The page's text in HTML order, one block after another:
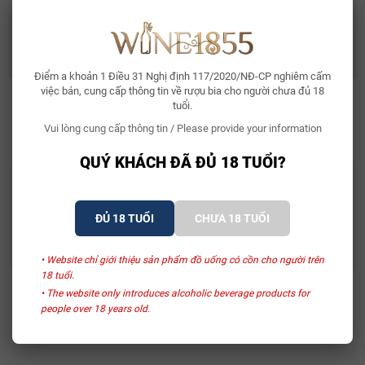
Điểm a khoản 1 Điều 31 Nghị định 117/2020/NĐ-CP nghiêm cấm
việc bán, cung cấp thông tin về rượu bia cho người chưa đủ 18
tuổi.
Vui lòng cung cấp thông tin / Please provide your information
QUÝ KHÁCH ĐÃ ĐỦ 18 TUỔI?
ĐỦ 18 TUỔI CHƯA 18 TUỔI
• Website chỉ giới thiệu sản phẩm đồ uống có cồn cho người trên
18 tuổi.
• The website only introduces alcoholic beverage products for
people over 18 years old.
490.000₫
632.500₫
SẢN PHẨM LIÊN QUAN
Rượu Whisky Silver Seal
Caol Ila 15
Rượu Whisky Silver Seal
Linkwood 14
Xem thêm